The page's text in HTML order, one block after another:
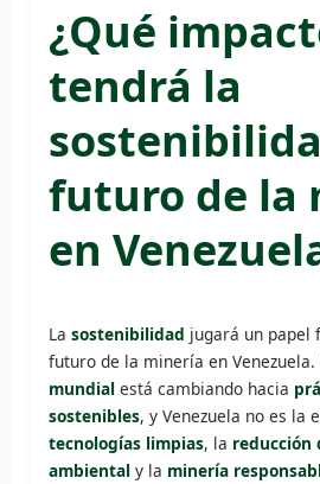
¿Qué
tendrá la
futuro de la
en
La sostenibilidad jugará un papel
futuro de la minería en Venezuela.
mundialestá cambiando hacia
sostenibles, y Venezuela no es la
tecnologías limpias, la reducción
ambientaly la minería